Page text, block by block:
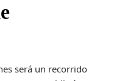
será un recorrido